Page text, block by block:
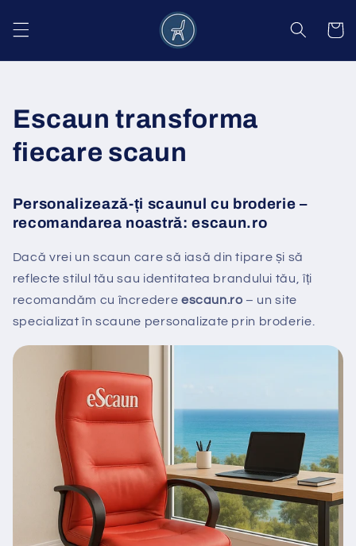
conținut
Coș
Escaun transforma
fiecare scaun
Personalizează-ți scaunul cu broderie –
recomandarea noastră:escaun.ro
Dacă vrei un scaun care să iasă din tipare și să
reflecte stilul tău sau identitatea brandului tău, îți
recomandăm cu încredere escaun.ro – un site
specializat în scaune personalizate prin broderie.